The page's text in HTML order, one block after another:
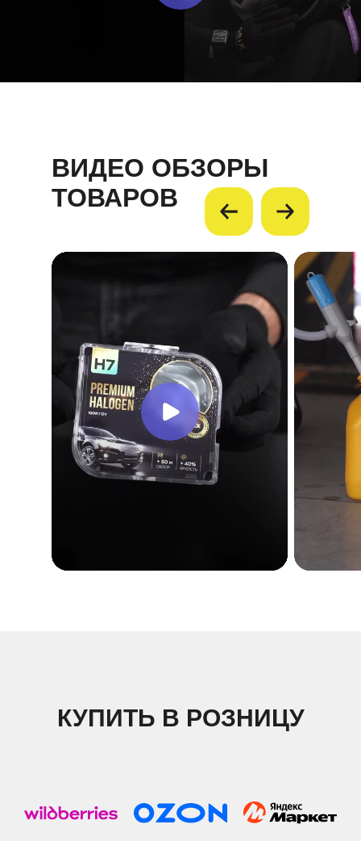
ВИДЕО ОБЗОРЫ
ТОВАРОВ
КУПИТЬ В РОЗНИЦУ